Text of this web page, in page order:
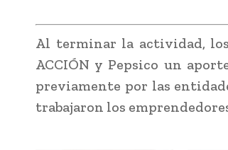
Al terminar la actividad,
ACCIÓN y Pepsico un
previamente por las
trabajaron los